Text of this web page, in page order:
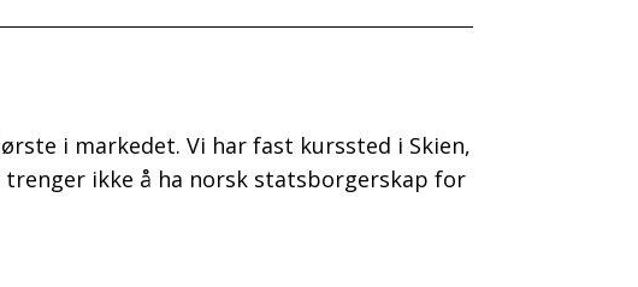
i markedet. Vi har fast kurssted i Skien,
trenger ikke å ha norsk statsborgerskap for